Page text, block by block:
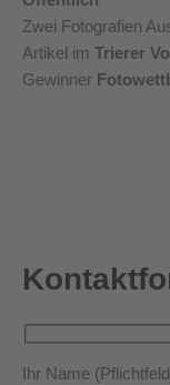
Zwei Fotografien
Artikel im Trierer
Gewinner
Ihr Name